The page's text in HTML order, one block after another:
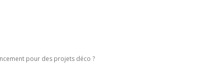
pour des projets déco ?